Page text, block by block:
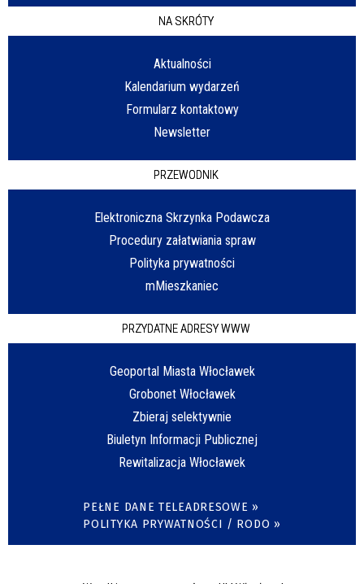
NA SKRÓTY
Aktualności
Kalendarium wydarzeń
Formularz kontaktowy
Newsletter
PRZEWODNIK
Elektroniczna Skrzynka Podawcza
Procedury załatwiania spraw
Polityka prywatności
mMieszkaniec
PRZYDATNE ADRESY WWW
Geoportal Miasta Włocławek
Grobonet Włocławek
Zbieraj selektywnie
Biuletyn Informacji Publicznej
Rewitalizacja Włocławek
PEŁNE DANE TELEADRESOWE »
POLITYKA PRYWATNOŚCI / RODO »